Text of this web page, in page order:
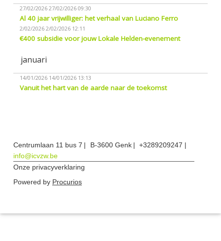
27/02/2026 27/02/2026 09:30
Al 40 jaar vrijwilliger: het verhaal van Luciano Ferro
2/02/2026 2/02/2026 12:11
€400 subsidie voor jouw Lokale Helden-evenement
januari
14/01/2026 14/01/2026 13:13
Vanuit het hart van de aarde naar de toekomst
Centrumlaan 11 bus 7 B-3600 Genk
+3289209247
info@icvzw.be
Onze privacyverklaring
Powered by Procurios